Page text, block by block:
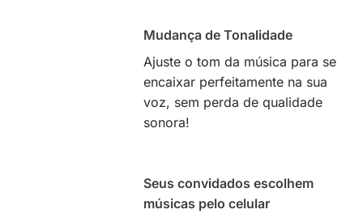
Mudança de Tonalidade
Ajuste o tom da música para se
encaixar perfeitamente na sua
voz, sem perda de qualidade
sonora!
Seus convidados escolhem
músicas pelo celular